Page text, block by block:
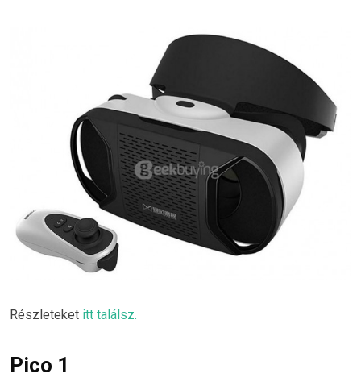
Részleteket itt találsz.
Pico 1